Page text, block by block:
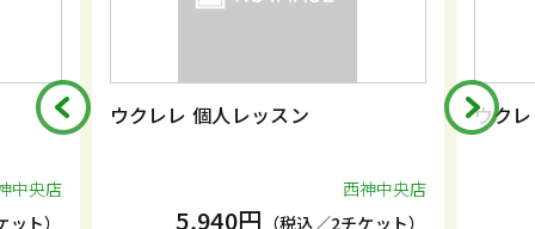
中央店
ト）
ウクレレ 個人レッスン
西神中央店
5,940円 （税込／2チケット）
ウク